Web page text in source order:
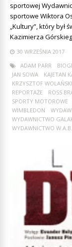
sportowej
sportowe Wiktora
„Kultury”, który był
Kazimierza
30 WRZEŚNIA 2017
ADAM PARR
JAN SOWA
KAJETAN
KRZYSZTOF WOLAŃSKI
REPORTAŻE
ROSS
SPORTY MOTOROWE
WIMBLEDON
WYDAWNICTWO
WYDAWNICTWO W.A.B.